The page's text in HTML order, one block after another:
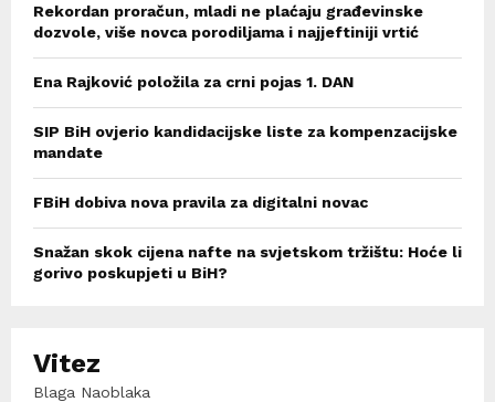
Rekordan proračun, mladi ne plaćaju građevinske
dozvole, više novca porodiljama i najjeftiniji vrtić
Ena Rajković položila za crni pojas 1. DAN
SIP BiH ovjerio kandidacijske liste za kompenzacijske
mandate
FBiH dobiva nova pravila za digitalni novac
Snažan skok cijena nafte na svjetskom tržištu: Hoće li
gorivo poskupjeti u BiH?
Vitez
Blaga Naoblaka